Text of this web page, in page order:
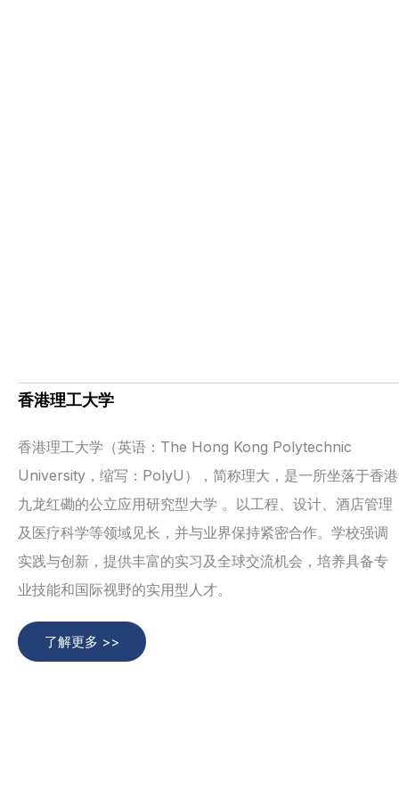
香港理工大学
香港理工大学（英语：The Hong Kong Polytechnic
University，缩写：PolyU），简称理大，是一所坐落于香港
九龙红磡的公立应用研究型大学 。以工程、设计、酒店管理
及医疗科学等领域见长，并与业界保持紧密合作。学校强调
实践与创新，提供丰富的实习及全球交流机会，培养具备专
业技能和国际视野的实用型人才。
了解更多 >>